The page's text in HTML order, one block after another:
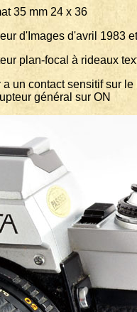
24 x 36
d'Images d'avril 1983
plan-focal à rideaux
un contact sensitif sur
général sur ON